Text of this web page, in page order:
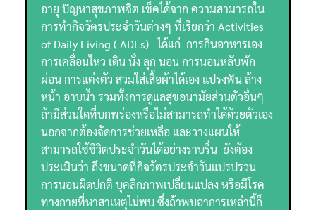
อายุ ปัญหาสุขภาพจิต เช็คได้จาก ความสามารถใน
การทำกิจวัตรประจำวันต่างๆ ที่เรียกว่า Activities
of Daily Living ( ADLs) ได้แก่ การกินอาหารเอง
การเคลื่อนไหว เดิน นั่ง ลุก นอน การนอนหลับพัก
ผ่อน การแต่งตัว สวมใส่เสื้อผ้าได้เอง แปรงฟัน ล้าง
หน้า อาบน้ำ รวมทั้งการดูแลสุขอนามัยส่วนตัวอื่นๆ
ถ้ามีส่วนใดที่บกพร่องหรือไม่สามารถทำได้ด้วยตัวเอง
นอกจากต้องจัดการช่วยเหลือ และวางแผนให้
สามารถใช้ชีวิตประจำวันได้อย่างราบรื่น ยังต้อง
ประเมินว่า ถึงขนาดที่กิจวัตรประจำวันแปรปรวน
การนอนผิดปกติ บุคลิกภาพเปลี่ยนแปลง หรือมีโรค
ทางกายที่หาสาเหตุไม่พบ ซึ่งถ้าพบอาการเหล่านี้ก็